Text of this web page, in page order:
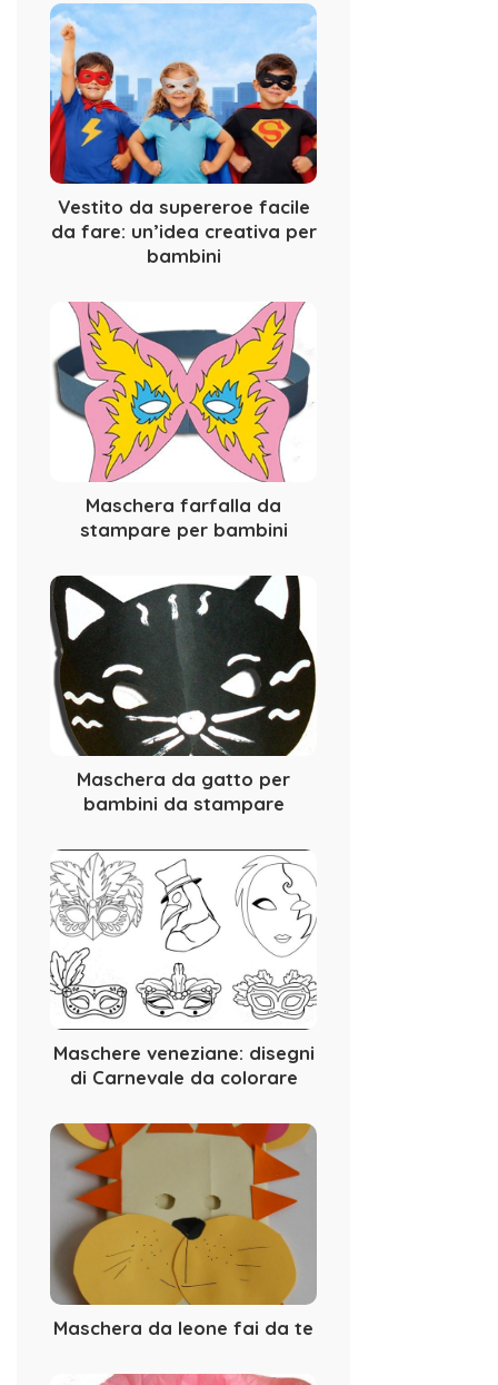
Vestito da supereroe facile
da fare: un’idea creativa per
bambini
Maschera farfalla da
stampare per bambini
Maschera da gatto per
bambini da stampare
Maschere veneziane: disegni
di Carnevale da colorare
Maschera da leone fai da te